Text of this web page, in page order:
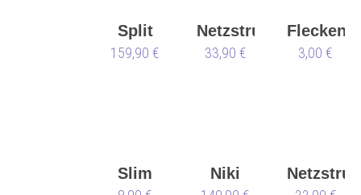
Split
Sole
159,90 €
Netzstrumpfhose
113
33,90 €
Flecken
Anna
3,00 €
Slim
Niki